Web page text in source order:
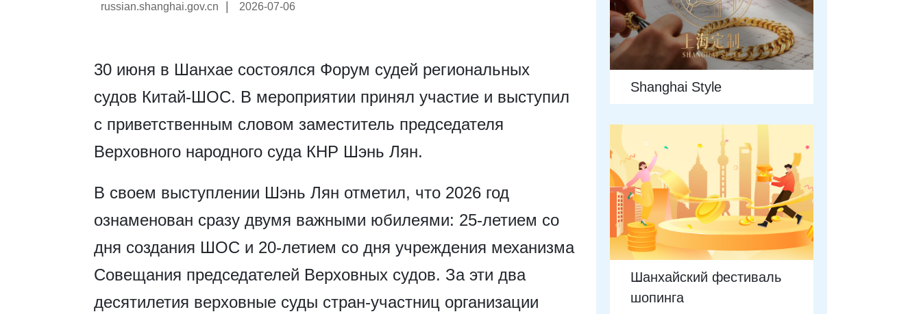
russian.shanghai.gov.cn 2026-07-06
30 июня в Шанхае состоялся Форум судей региональных
судов Китай-ШОС. В мероприятии принял участие и выступил
с приветственным словом заместитель председателя
Верховного народного суда КНР Шэнь Лян.
В своем выступлении Шэнь Лян отметил, что 2026 год
ознаменован сразу двумя важными юбилеями: 25-летием со
дня создания ШОС и 20-летием со дня учреждения механизма
Совещания председателей Верховных судов. За эти два
десятилетия верховные суды стран-участниц организации
Shanghai Style
Шанхайский фестиваль
шопинга